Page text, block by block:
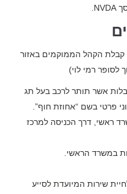
קבלת הקהל הממוקמים באזור
לסופר רמי לוי)
אשר תותר לרכב בעל תג
פרטי בשם “אחוזת חוף”.
ראשי, דרך הכניסה למרכז
במשרד הראשי.
שירות המיועדת לסייע